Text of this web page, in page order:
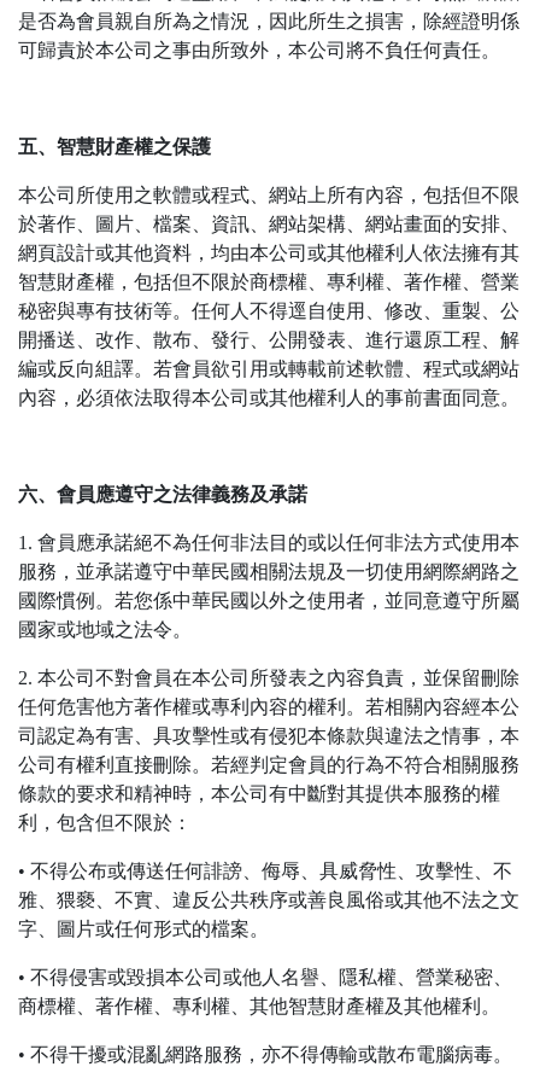
是否為會員親自所為之情況，因此所生之損害，除經證明係
可歸責於本公司之事由所致外，本公司將不負任何責任。
五、智慧財產權之保護
本公司所使用之軟體或程式、網站上所有內容，包括但不限
於著作、圖片、檔案、資訊、網站架構、網站畫面的安排、
網頁設計或其他資料，均由本公司或其他權利人依法擁有其
智慧財產權，包括但不限於商標權、專利權、著作權、營業
秘密與專有技術等。任何人不得逕自使用、修改、重製、公
開播送、改作、散布、發行、公開發表、進行還原工程、解
編或反向組譯。若會員欲引用或轉載前述軟體、程式或網站
內容，必須依法取得本公司或其他權利人的事前書面同意。
六、會員應遵守之法律義務及承諾
1. 會員應承諾絕不為任何非法目的或以任何非法方式使用本
服務，並承諾遵守中華民國相關法規及一切使用網際網路之
國際慣例。若您係中華民國以外之使用者，並同意遵守所屬
國家或地域之法令。
2. 本公司不對會員在本公司所發表之內容負責，並保留刪除
任何危害他方著作權或專利內容的權利。若相關內容經本公
司認定為有害、具攻擊性或有侵犯本條款與違法之情事，本
公司有權利直接刪除。若經判定會員的行為不符合相關服務
條款的要求和精神時，本公司有中斷對其提供本服務的權
利，包含但不限於：
• 不得公布或傳送任何誹謗、侮辱、具威脅性、攻擊性、不
雅、猥褻、不實、違反公共秩序或善良風俗或其他不法之文
字、圖片或任何形式的檔案。
• 不得侵害或毀損本公司或他人名譽、隱私權、營業秘密、
商標權、著作權、專利權、其他智慧財產權及其他權利。
• 不得干擾或混亂網路服務，亦不得傳輸或散布電腦病毒。